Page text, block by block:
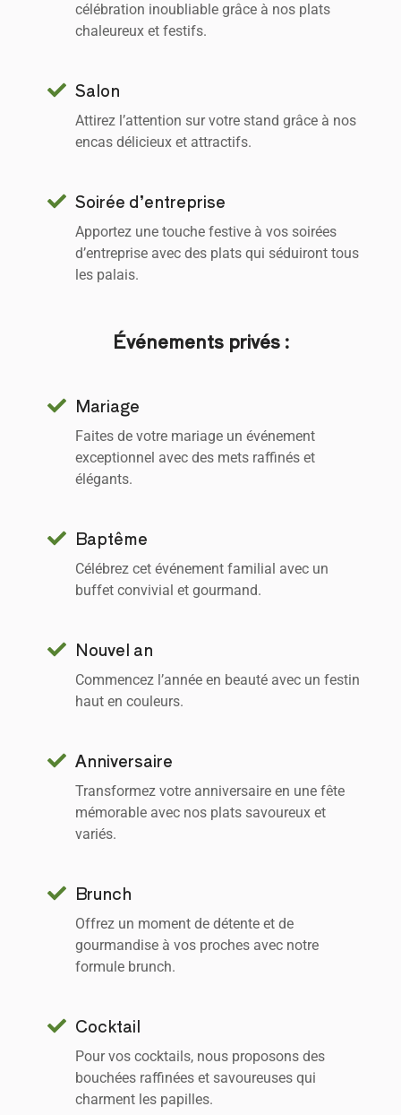
célébration inoubliable grâce à nos plats
chaleureux et festifs.
Salon
Attirez l’attention sur votre stand grâce à nos
encas délicieux et attractifs.
Soirée d’entreprise
Apportez une touche festive à vos soirées
d’entreprise avec des plats qui séduiront tous
les palais.
Événements privés :
Mariage
Faites de votre mariage un événement
exceptionnel avec des mets raffinés et
élégants.
Baptême
Célébrez cet événement familial avec un
buffet convivial et gourmand.
Nouvel an
Commencez l’année en beauté avec un festin
haut en couleurs.
Anniversaire
Transformez votre anniversaire en une fête
mémorable avec nos plats savoureux et
variés.
Brunch
Offrez un moment de détente et de
gourmandise à vos proches avec notre
formule brunch.
Cocktail
Pour vos cocktails, nous proposons des
bouchées raffinées et savoureuses qui
charment les papilles.